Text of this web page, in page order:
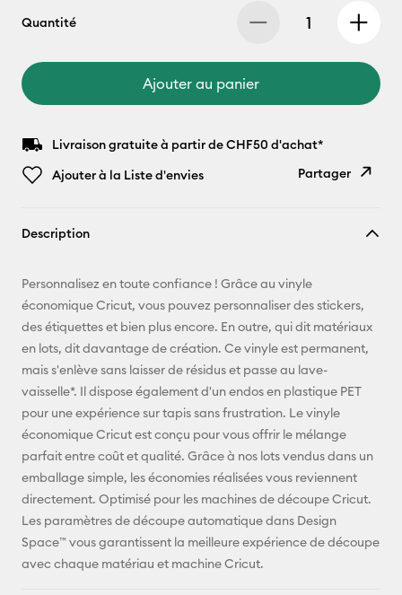
Quantité
Ajouter au panier
Livraison gratuite à partir de CHF50 d'achat*
Ajouter à la Liste d'envies
Partager
E-mail
Pinterest
Facebook
Description
Personnalisez en toute confiance ! Grâce au vinyle
économique Cricut, vous pouvez personnaliser des stickers,
des étiquettes et bien plus encore. En outre, qui dit matériaux
en lots, dit davantage de création. Ce vinyle est permanent,
mais s'enlève sans laisser de résidus et passe au lave-
vaisselle*. Il dispose également d'un endos en plastique PET
pour une expérience sur tapis sans frustration. Le vinyle
économique Cricut est conçu pour vous offrir le mélange
parfait entre coût et qualité. Grâce à nos lots vendus dans un
emballage simple, les économies réalisées vous reviennent
directement. Optimisé pour les machines de découpe Cricut.
Les paramètres de découpe automatique dans Design
Space™ vous garantissent la meilleure expérience de découpe
avec chaque matériau et machine Cricut.